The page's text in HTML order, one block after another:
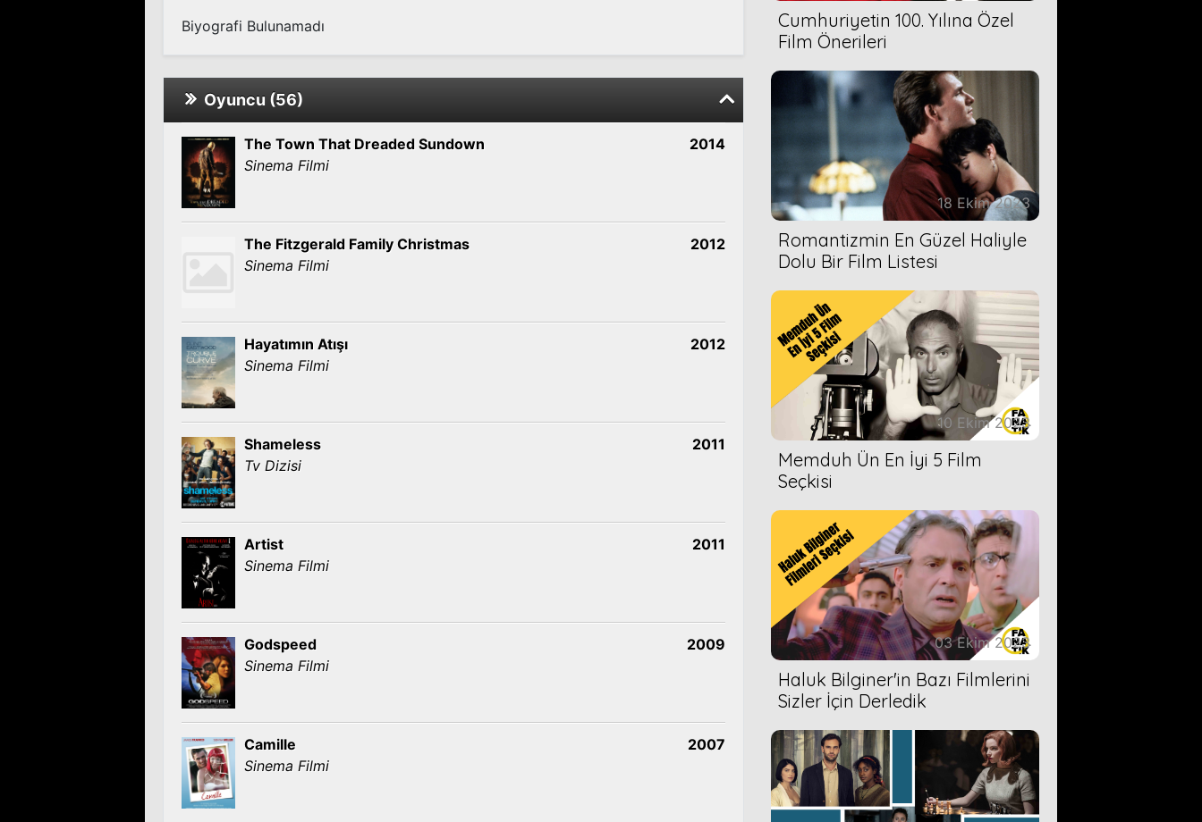
Biyografi Bulunamadı
Oyuncu (56)
The Town That Dreaded Sundown
Sinema Filmi
2014
The Fitzgerald Family Christmas
Sinema Filmi
2012
Hayatımın Atışı
Sinema Filmi
2012
Shameless
Tv Dizisi
2011
Artist
Sinema Filmi
2011
Godspeed
Sinema Filmi
2009
Camille
Sinema Filmi
2007
Cumhuriyetin 100. Yılına Özel
Film Önerileri
18 Ekim 2023
Romantizmin En Güzel Haliyle
Dolu Bir Film Listesi
10 Ekim 2023
Memduh Ün En İyi 5 Film
Seçkisi
03 Ekim 2023
Haluk Bilginer'in Bazı Filmlerini
Sizler İçin Derledik